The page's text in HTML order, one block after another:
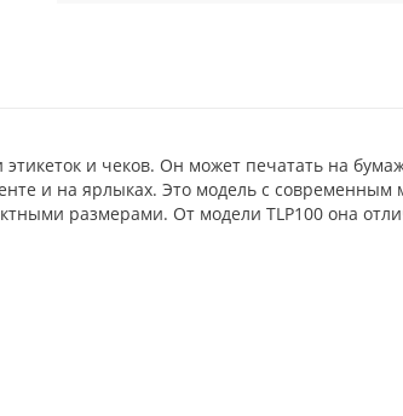
этикеток и чеков. Он может печатать на
и на ярлыках. Это модель с современным
размерами. От модели TLP100 она